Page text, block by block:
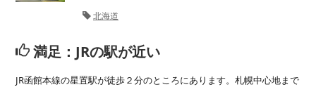
北海道
満足：JRの駅が近い
JR函館本線の星置駅が徒歩２分のところにあります。札幌中心地まで